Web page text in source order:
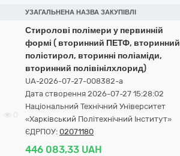
УЗАГАЛЬНЕНА НАЗВА ЗАКУПІВЛІ
Стиролові полімери у первинній
формі ( вторинний ПЕТФ, вторинний
полістирол, вторинні поліаміди,
вторинний полівінілхлорид)
UA-2026-07-27-008382-a
Дата створення 2026-07-27 15:28:02
Національний Технічний Університет
«Харківський Політехнічний Інститут»
ЄДРПОУ: 02071180
446 083,33 UAH